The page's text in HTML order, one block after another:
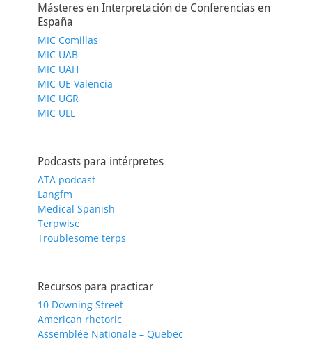
Másteres en Interpretación de Conferencias en
España
MIC Comillas
MIC UAB
MIC UAH
MIC UE Valencia
MIC UGR
MIC ULL
Podcasts para intérpretes
ATA podcast
Langfm
Medical Spanish
Terpwise
Troublesome terps
Recursos para practicar
10 Downing Street
American rhetoric
Assemblée Nationale – Quebec